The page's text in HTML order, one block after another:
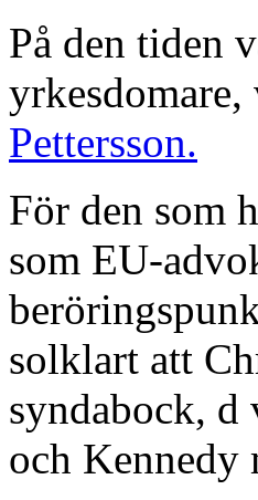
På den tiden
Pettersson.
För den som
som EU-
solklart att
syndabock, d
och Kennedy